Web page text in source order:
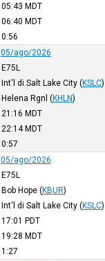
05:43 MDT
06:40 MDT
0:56
05/ago/2026
E75L
Int'l di Salt Lake City (KSLC)
Helena Rgnl (KHLN)
21:16 MDT
22:14MDT
0:57
05/ago/2026
E75L
Bob Hope (KBUR)
Int'l di Salt Lake City (KSLC)
17:01 PDT
19:28 MDT
1:27